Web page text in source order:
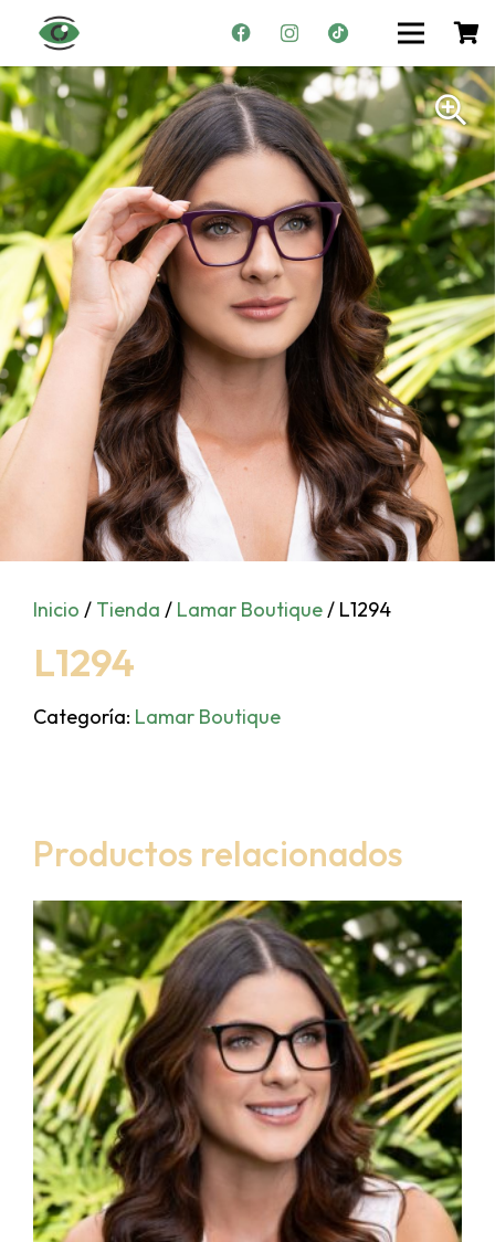
Inicio / Tienda / Lamar Boutique/ L1294
L1294
Categoría: Lamar Boutique
Productos relacionados